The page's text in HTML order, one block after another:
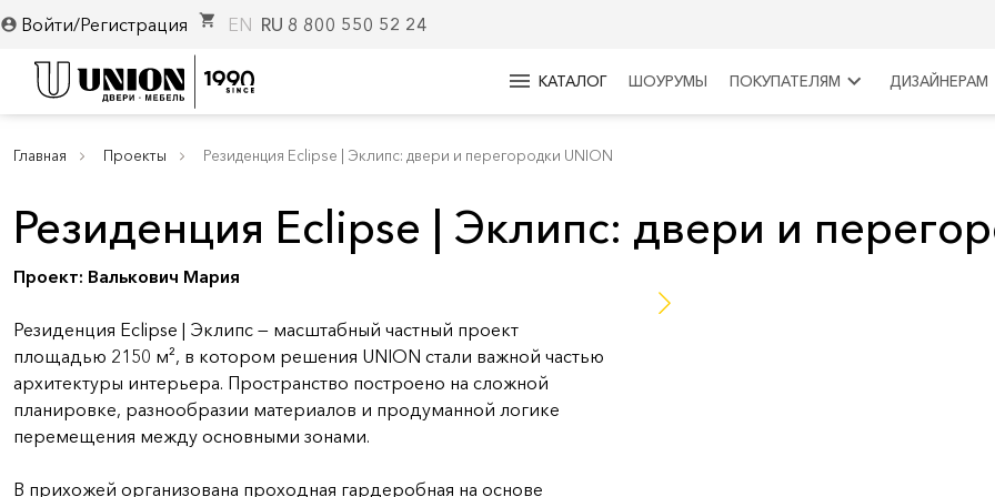
account_circle Войти/Регистрация shopping_cart EN RU 8 800 550 52 24
menu КАТАЛОГ ШОУРУМЫ ПОКУПАТЕЛЯМ keyboard_arrow_right ДИЗАЙНЕРАМ
Главная Проекты Резиденция Eclipse | Эклипс: двери и перегородки UNION
Резиденция Eclipse | Эклипс: двери и
Проект: Валькович Мария
Резиденция Eclipse | Эклипс — масштабный частный проект
площадью 2150 м², в котором решения UNION стали важной частью
архитектуры интерьера. Пространство построено на сложной
планировке, разнообразии материалов и продуманной логике
перемещения между основными зонами.
В прихожей организована проходная гардеробная на основе